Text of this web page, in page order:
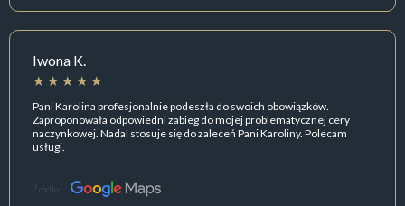
Iwona K.
Pani Karolina profesjonalnie podeszła do swoich obowiązków.
Zaproponowała odpowiedni zabieg do mojej problematycznej cery
naczynkowej. Nadal stosuje się do zaleceń Pani Karoliny. Polecam
usługi.
Źródło: